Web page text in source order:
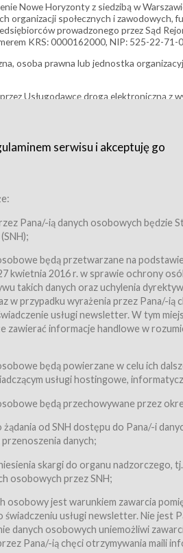
Nowe Horyzonty z siedzibą w
organizacji społecznych i zawodowych,
prowadzonego przez Sąd
KRS: 0000162000, NIP: 525-22-71-
osoba prawna lub jednostka
Usługodawcę drogą elektroniczną z
potwierdzające zawarcie umowy z
zawarcie umowy z
dla danego Wydarzenia, tj.
i koncertach;
przez Usługodawcę w Serwisie;
Usług przez Usługodawcę, z
odrębne regulaminy,
danych osobowych
następujące
usług drogą elektroniczną (Dz.U. z
przez Usługobiorców
umów nabycia Karnetów i Biletów,
umów sprzedaży w Sklepie.
drogą elektroniczną w rozumieniu
z późń. zm.). Usługi świadczone są
serwisu i akceptuję go
Pana/-ią danych osobowych będzie
będą przetwarzane na
kwietnia 2016 r. w sprawie ochrony
takich danych oraz uchylenia
w przypadku wyrażenia przez Pana/-
usługi newsletter. W tym
informacje handlowe w
będą powierzane w celu ich
usługi hostingowe,
będą przechowywane przez
od SNH dostępu do Pana/-i
danych;
skargi do organu nadzorczego,
osobowych przez SNH;
osobowy jest warunkiem zawarcia
usługi newsletter. Nie jest
danych osobowych uniemożliwi
Pana/-ią chęci otrzymywania maili